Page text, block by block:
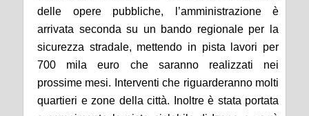
delle opere pubbliche, l’amministrazione è
arrivata seconda su un bando regionale per la
sicurezza stradale, mettendo in pista lavori per
700 mila euro che saranno realizzati nei
prossime mesi. Interventi che riguarderanno molti
quartieri e zone della città. Inoltre è stata portata